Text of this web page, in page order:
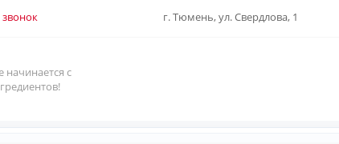
звонок г. Тюмень, ул. Свердлова, 1
начинается с